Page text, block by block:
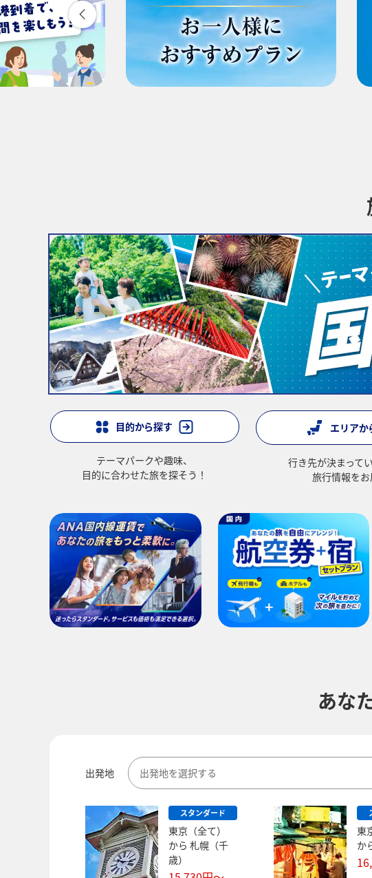
・表示金額は選択いただいた条件でのもっともおトクな運賃と
・表示金額と空席状況は最新ではない場合があります。[検索
・「＊」は現在金額が確認できない都市・日付となります。
・表示金額には、運賃、燃油特別付加運賃、
・複数空港がある都市においては、複数空港の中でのおトクな
・ANA独自の相互利用可能空港(福岡/北九州/佐賀、広島/岩国)
目的から探す
テーマパークや趣味、
目的に合わせた旅を探そう！
エリアか
行き先が決まって
旅行情報をお
あな
出発地 出発地を選択する
スタンダード
東京（全て）
から 札幌（千
歳）
東
か